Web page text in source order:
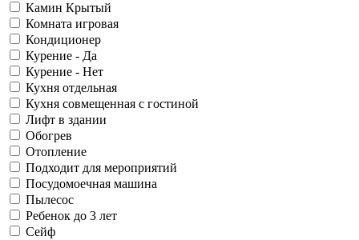
Камин Крытый
Комната игровая
Кондиционер
Курение - Да
Курение - Нет
Кухня отдельная
Кухня совмещенная с гостиной
Лифт в здании
Обогрев
Отопление
Подходит для мероприятий
Посудомоечная машина
Пылесос
Ребенок до 3 лет
Сейф